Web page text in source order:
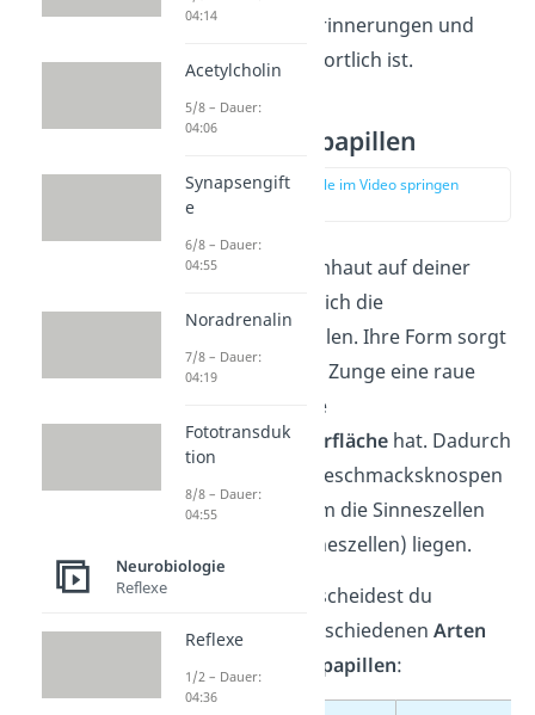
für Emotionen, Erinnerungen und
Gerüche verantwortlich ist.
Geschmackspapillen
zur Stelle im Video springen
Unter der Schleimhaut auf deiner
Zunge befinden sich die
Geschmackspapillen. Ihre Form sorgt
dafür, dass deine Zunge eine raue
Struktur und eine
vergrößerte Oberflächehat. Dadurch
ist viel Platz für Geschmacksknospen
— der Ort, an dem die Sinneszellen
(Geschmackssinneszellen) liegen.
Insgesamt unterscheidest du
zwischen drei verschiedenen Arten
von Geschmackspapillen:
04:14
Acetylcholin
5/8 – Dauer:
04:06
Synapsengift
e
6/8 – Dauer:
04:55
Noradrenalin
7/8 – Dauer:
04:19
Fototransduk
tion
8/8 – Dauer:
04:55
Neurobiologie
Reflexe
Reflexe
1/2 – Dauer:
04:36